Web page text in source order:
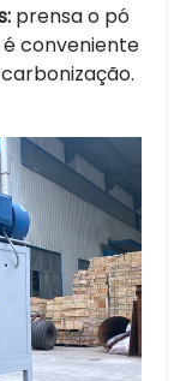
prensa o pó
conveniente